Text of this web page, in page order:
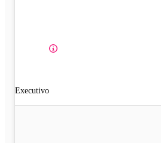
Executivo